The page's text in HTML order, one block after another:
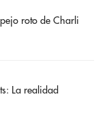
roto de Charli
La realidad